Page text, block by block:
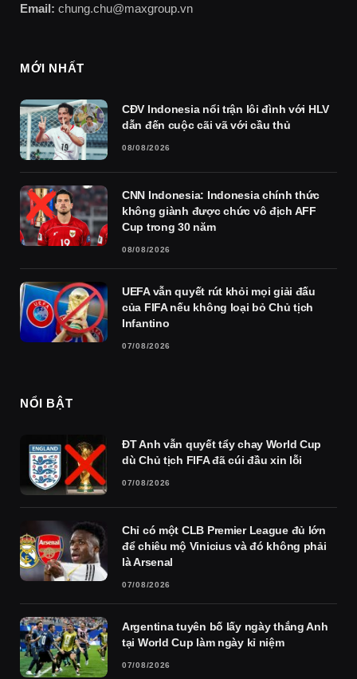
Email: chung.chu@maxgroup.vn
MỚI NHẤT
CĐV Indonesia nổi trận lôi đình với HLV
dẫn đến cuộc cãi vã với cầu thủ
08/08/2026
CNN Indonesia: Indonesia chính thức
không giành được chức vô địch AFF
Cup trong 30 năm
08/08/2026
UEFA vẫn quyết rút khỏi mọi giải đấu
của FIFA nếu không loại bỏ Chủ tịch
Infantino
07/08/2026
NỔI BẬT
ĐT Anh vẫn quyết tẩy chay World Cup
dù Chủ tịch FIFA đã cúi đầu xin lỗi
07/08/2026
Chỉ có một CLB Premier League đủ lớn
để chiêu mộ Vinicius và đó không phải
là Arsenal
07/08/2026
Argentina tuyên bố lấy ngày thắng Anh
tại World Cup làm ngày kỉ niệm
07/08/2026